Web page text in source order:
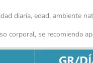
diaria, edad, ambiente
corporal, se recomienda